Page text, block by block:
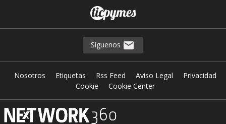
Síguenos
Nosotros Etiquetas Rss Feed Aviso Legal
Privacidad
Cookie
Cookie Center